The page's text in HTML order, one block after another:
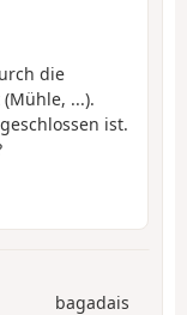
die
...).
ist.
bagadais